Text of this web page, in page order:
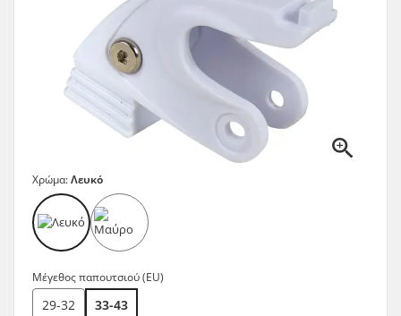
Χρώμα:Λευκό
Μέγεθος παπουτσιού (EU)
29-32 33-43